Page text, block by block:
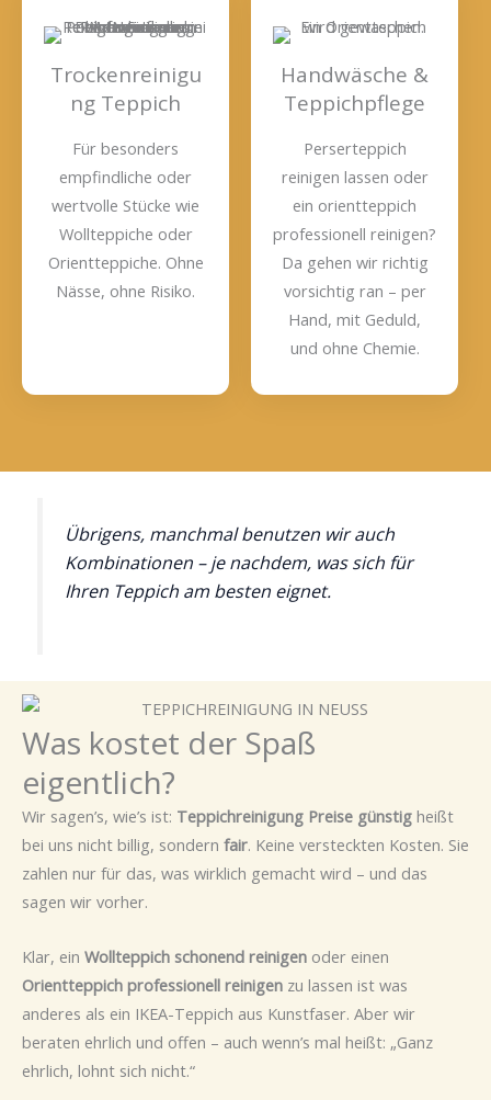
Trockenreinigu
ng Teppich
Für besonders
empfindliche oder
wertvolle Stücke wie
Wollteppiche oder
Orientteppiche. Ohne
Nässe, ohne Risiko.
Handwäsche &
Teppichpflege
Perserteppich
reinigen lassen oder
ein orientteppich
professionell reinigen?
Da gehen wir richtig
vorsichtig ran – per
Hand, mit Geduld,
und ohne Chemie.
Übrigens, manchmal benutzen wir auch
Kombinationen – je nachdem, was sich für
Ihren Teppich am besten eignet.
Was kostet der Spaß
eigentlich?
Wir sagen’s, wie’s ist: Teppichreinigung Preise günstig heißt
bei uns nicht billig, sondern fair. Keine versteckten Kosten. Sie
zahlen nur für das, was wirklich gemacht wird – und das
sagen wir vorher.
Klar, ein Wollteppich schonend reinigen oder einen
Orientteppich professionell reinigen zu lassen ist was
anderes als ein IKEA-Teppich aus Kunstfaser. Aber wir
beraten ehrlich und offen – auch wenn’s mal heißt: „Ganz
ehrlich, lohnt sich nicht.“